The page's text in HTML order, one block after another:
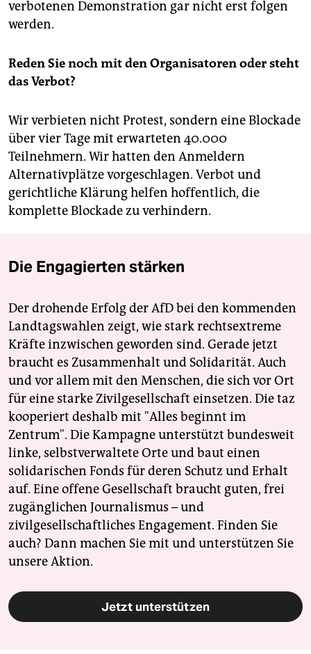
verbotenen Demonstration gar nicht erst folgen
werden.
Reden Sie noch mit den Organisatoren oder steht
das Verbot?
Wir verbieten nicht Protest, sondern eine Blockade
über vier Tage mit erwarteten 40.000
Teilnehmern. Wir hatten den Anmeldern
Alternativplätze vorgeschlagen. Verbot und
gerichtliche Klärung helfen hoffentlich, die
komplette Blockade zu verhindern.
Die Engagierten stärken
Der drohende Erfolg der AfD bei den kommenden
Landtagswahlen zeigt, wie stark rechtsextreme
Kräfte inzwischen geworden sind. Gerade jetzt
braucht es Zusammenhalt und Solidarität. Auch
und vor allem mit den Menschen, die sich vor Ort
für eine starke Zivilgesellschaft einsetzen. Die taz
kooperiert deshalb mit "Alles beginnt im
Zentrum". Die Kampagne unterstützt bundesweit
linke, selbstverwaltete Orte und baut einen
solidarischen Fonds für deren Schutz und Erhalt
auf. Eine offene Gesellschaft braucht guten, frei
zugänglichen Journalismus – und
zivilgesellschaftliches Engagement. Finden Sie
auch? Dann machen Sie mit und unterstützen Sie
unsere Aktion.
Jetzt unterstützen